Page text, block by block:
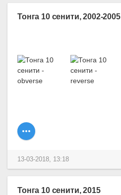
Тонга 10 сенити, 2002-2005
13-03-2018, 13:18
Тонга 10 сенити, 2015